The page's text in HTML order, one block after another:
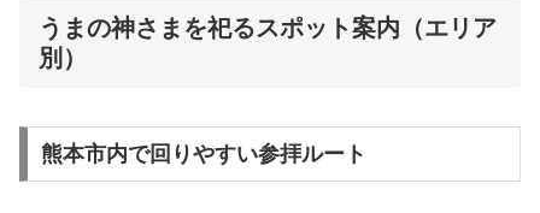
うまの神さまを祀るスポット案内（エリア
別）
熊本市内で回りやすい参拝ルート